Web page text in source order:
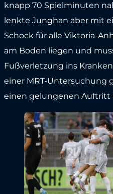
knapp 70 Spielminuten
lenkte Junghan aber mit
Schock für alle Viktoria-
am Boden liegen und
Fußverletzung ins
einer MRT-Untersuchung
einen gelungenen Auftritt